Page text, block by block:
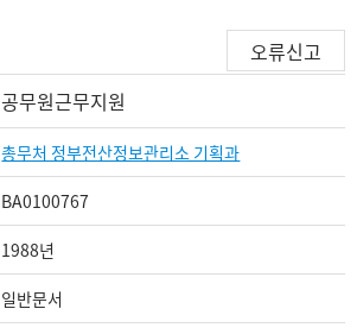
오류신고
공무원근무지원
총무처 정부전산정보관리소 기획과
BA0100767
1988년
일반문서